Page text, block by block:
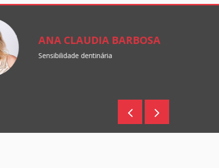
ANA CLAUDIA BARBOSA
Sensibilidade dentinária